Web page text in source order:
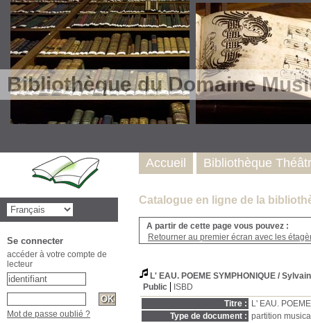
Bibliothèque du Domaine
Catalogue en ligne de la
A partir de cette page vous pouvez :
Retourner au premier écran avec les
L' EAU. POEME SYMPHONIQUE /
Public
ISBD
Titre :
L' EAU.
Type de document : partition
Accueil Bibliothèque
Se connecter
accéder à votre compte de
lecteur
Mot de passe oublié ?